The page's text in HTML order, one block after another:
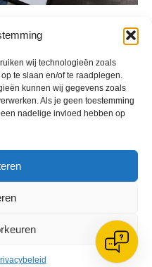
wij technologieën zoals
te slaan en/of te raadplegen.
kunnen wij gegevens zoals
Als je geen toestemming
nadelige invloed hebben op
2019